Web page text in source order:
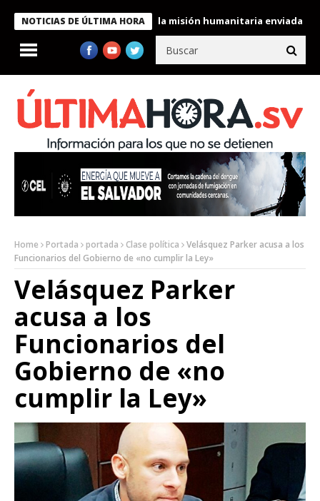
NOTICIAS DE ÚLTIMA HORA
condecora a miembros de la misión humanitaria enviada a
Home Portada portada Clase política
Velásquez Parker acusa a los
Funcionarios del Gobierno de «no cumplir la Ley»
Velásquez Parker
acusa a los
Funcionarios del
Gobierno de «no
cumplir la Ley»